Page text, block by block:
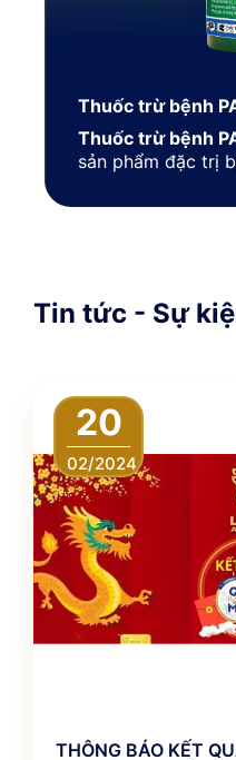
Thuốc trừ bệnh
Thuốc trừ bệnh
sản phẩm đặc trị
bắp cải, dưa leo,
Tin tức - Sự
THÔNG BÁO KẾT
20
02/2024